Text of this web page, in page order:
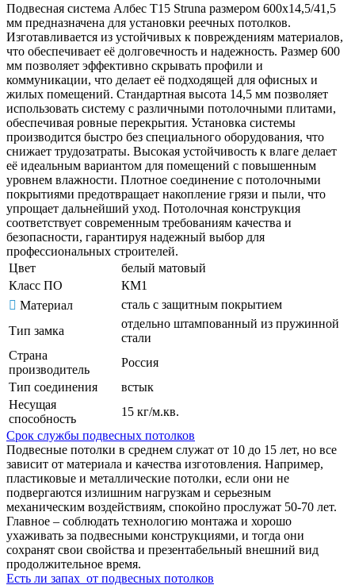
Подвесная система Албес T15 Struna размером 600х14,5/41,5
мм предназначена для установки реечных потолков.
Изготавливается из устойчивых к повреждениям материалов,
что обеспечивает её долговечность и надежность. Размер 600
мм позволяет эффективно скрывать профили и
коммуникации, что делает её подходящей для офисных и
жилых помещений. Стандартная высота 14,5 мм позволяет
использовать систему с различными потолочными плитами,
обеспечивая ровные перекрытия. Установка системы
производится быстро без специального оборудования, что
снижает трудозатраты. Высокая устойчивость к влаге делает
её идеальным вариантом для помещений с повышенным
уровнем влажности. Плотное соединение с потолочными
покрытиями предотвращает накопление грязи и пыли, что
упрощает дальнейший уход. Потолочная конструкция
соответствует современным требованиям качества и
безопасности, гарантируя надежный выбор для
профессиональных строителей.
Цвет
белый матовый
Класс ПО
КМ1
Материал
сталь с защитным покрытием
Тип замка
отдельно штампованный из пружинной
стали
Страна
производитель
Россия
Тип соединения
встык
Несущая
способность
15 кг/м.кв.
Срок службы подвесных потолков
Подвесные потолки в среднем служат от 10 до 15 лет, но все
зависит от материала и качества изготовления. Например,
пластиковые и металлические потолки, если они не
подвергаются излишним нагрузкам и серьезным
механическим воздействиям, спокойно прослужат 50-70 лет.
Главное – соблюдать технологию монтажа и хорошо
ухаживать за подвесными конструкциями, и тогда они
сохранят свои свойства и презентабельный внешний вид
продолжительное время.
Есть ли запах от подвесных потолков